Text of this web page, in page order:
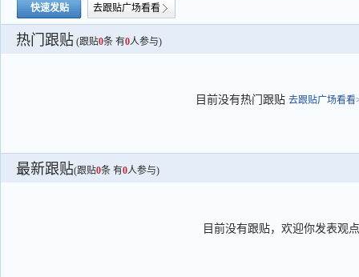
快速发贴 去跟贴广场看看
热门跟贴 (跟贴0条 有0人参与)
目前没有热门跟贴 去跟贴广场看看
最新跟贴(跟贴0条 有0人参与)
目前没有跟贴，欢迎你发表观点